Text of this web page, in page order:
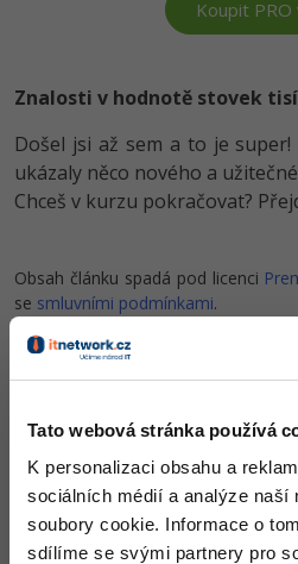
Tato webová stránka používá
K personalizaci obsahu a
sociálních médií a analýze
soubory cookie. Informace o
sdílíme se svými partnery pro
Fórum
Kybernetická
Fórum
Kurzy designu
Photoshop -80%
Adobe Illustrator
Adobe Lightroom
Adobe XD -15%
Adobe InDesign -25%
Blog
Kariéra
Koupit PRO
Znalosti v hodnotě stovek
Došel jsi až sem a to je
ukázaly něco nového a
Chceš v kurzu pokračovat?
Obsah článku spadá pod licenci
se smluvními podmínkami.
Přístup k jednotlivým
Kvalitní znalostiv oblasti
Dovednosti, které ti
dobře placenou práci.